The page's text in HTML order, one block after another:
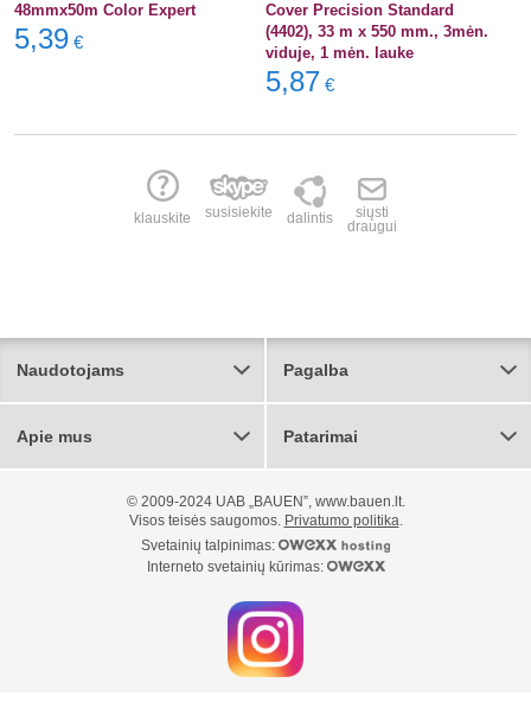
48mmx50m Color Expert
5,39 €
Cover Precision Standard
(4402), 33 m x 550 mm., 3mėn.
viduje, 1 mėn. lauke
5,87 €
klauskite susisiekite dalintis
siųsti
draugui
Naudotojams Pagalba
Apie mus Patarimai
© 2009-2024 UAB „BAUEN”, www.bauen.lt.
Visos teisės saugomos. Privatumo politika.
Svetainių talpinimas:
Interneto svetainių kūrimas: